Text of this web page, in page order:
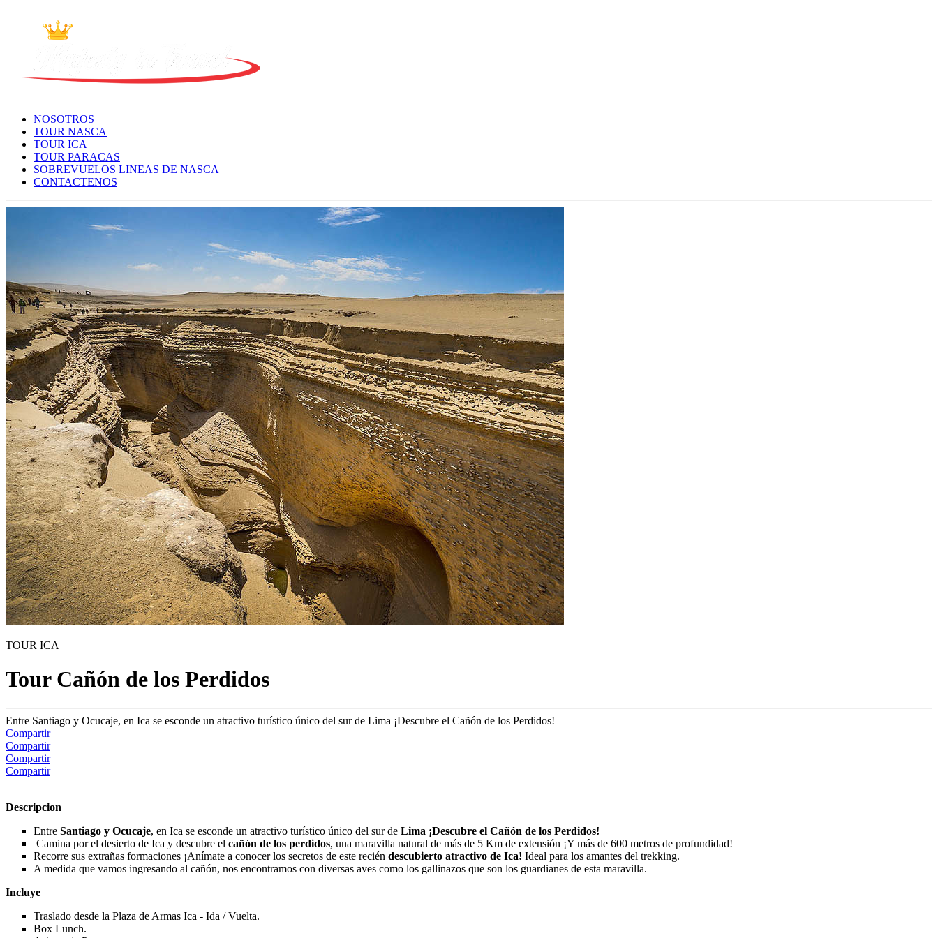
NOSOTROS
TOUR NASCA
TOUR ICA
TOUR PARACAS
SOBREVUELOS LINEAS DE NASCA
CONTACTENOS
TOUR ICA
Tour Cañón de los Perdidos
Entre Santiago y Ocucaje, en Ica se esconde un atractivo turístico único del sur de Lima ¡Descubre el Cañón de los Perdidos!
Compartir
Compartir
Compartir
Compartir
Descripcion
Entre Santiago y Ocucaje, en Ica se esconde un atractivo turístico único del sur de Lima ¡Descubre el Cañón de los Perdidos!
Camina por el desierto de Ica y descubre el cañón de los perdidos, una maravilla natural de más de 5 Km de extensión ¡Y más de 600 metros de profundidad!
Recorre sus extrañas formaciones ¡Anímate a conocer los secretos de este recién descubierto atractivo de Ica! Ideal para los amantes del trekking.
A medida que vamos ingresando al cañón, nos encontramos con diversas aves como los gallinazos que son los guardianes de esta maravilla.
Incluye
Traslado desde la Plaza de Armas Ica - Ida / Vuelta.
Box Lunch.